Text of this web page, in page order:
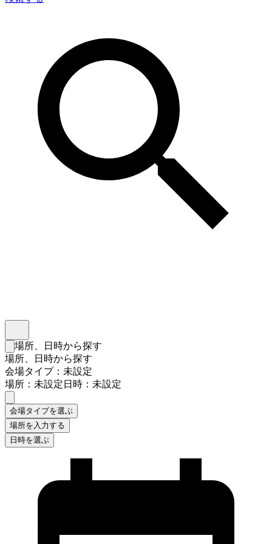
検索フォームを閉じる
場所、日時から探す
場所、日時から探す
会場タイプ：未設定
場所：未設定日時：未設定
会場タイプを選ぶ
場所を入力する
日時を選ぶ